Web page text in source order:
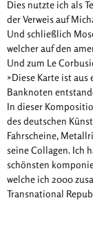
Dies nutzte ich als
der Verweis auf
Und schließlich
welcher auf den
Und zum Le
»Diese Karte ist aus
Banknoten
In dieser
des deutschen
Fahrscheine,
seine Collagen. Ich
schönsten
welche ich 2000
Transnational